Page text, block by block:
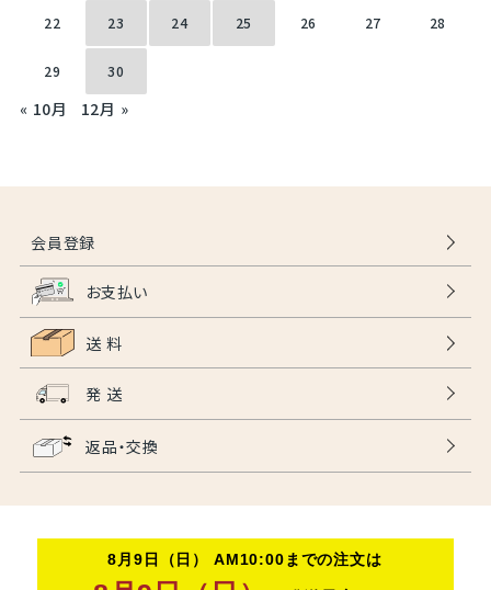
22 23 24 25 26 27 28
29 30
« 10月 12月 »
会員登録
お支払い
送 料
発 送
返品・交換